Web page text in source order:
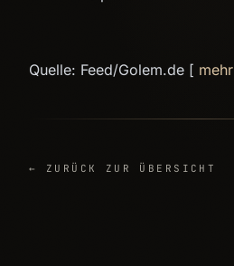
Quelle: Feed/Golem.de [ mehr
← ZURÜCK ZUR ÜBERSICHT